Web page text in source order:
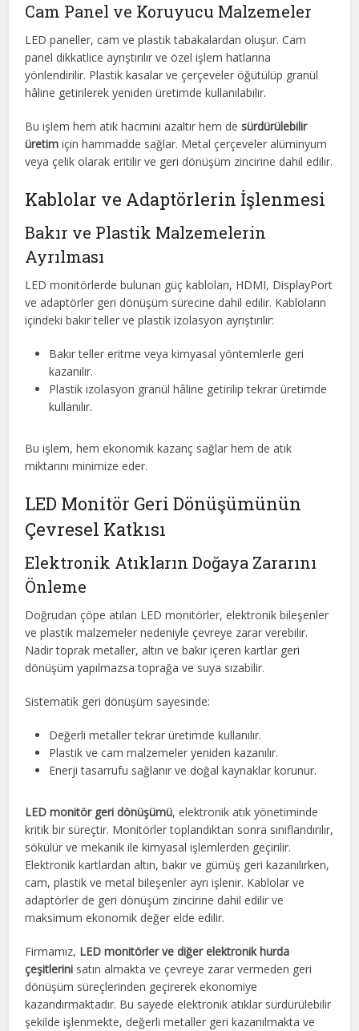
Cam Panel ve Koruyucu Malzemeler
LED paneller, cam ve plastik tabakalardan oluşur. Cam
panel dikkatlice ayrıştırılır ve özel işlem hatlarına
yönlendirilir. Plastik kasalar ve çerçeveler öğütülüp granül
hâline getirilerek yeniden üretimde kullanılabilir.
Bu işlem hem atık hacmini azaltır hem desürdürülebilir
üretim için hammadde sağlar. Metal çerçeveler alüminyum
veya çelik olarak eritilir ve geri dönüşüm zincirine dahil edilir.
Kablolar ve Adaptörlerin İşlenmesi
Bakır ve Plastik Malzemelerin
Ayrılması
LED monitörlerde bulunan güç kabloları, HDMI, DisplayPort
ve adaptörler geri dönüşüm sürecine dahil edilir. Kabloların
içindeki bakır teller ve plastik izolasyon ayrıştırılır:
Bakır teller eritme veya kimyasal yöntemlerle geri
kazanılır.
Plastik izolasyon granül hâline getirilip tekrar üretimde
kullanılır.
Bu işlem, hem ekonomik kazanç sağlar hem de atık
miktarını minimize eder.
LED Monitör Geri Dönüşümünün
Çevresel Katkısı
Elektronik Atıkların Doğaya Zararını
Önleme
Doğrudan çöpe atılan LED monitörler, elektronik bileşenler
ve plastik malzemeler nedeniyle çevreye zarar verebilir.
Nadir toprak metaller, altın ve bakır içeren kartlar geri
dönüşüm yapılmazsa toprağa ve suya sızabilir.
Sistematik geri dönüşüm sayesinde:
Değerli metaller tekrar üretimde kullanılır.
Plastik ve cam malzemeler yeniden kazanılır.
Enerji tasarrufu sağlanır ve doğal kaynaklar korunur.
LED monitör geri dönüşümü, elektronik atık yönetiminde
kritik bir süreçtir. Monitörler toplandıktan sonra sınıflandırılır,
sökülür ve mekanik ile kimyasal işlemlerden geçirilir.
Elektronik kartlardan altın, bakır ve gümüş geri kazanılırken,
cam, plastik ve metal bileşenler ayrı işlenir. Kablolar ve
adaptörler de geri dönüşüm zincirine dahil edilir ve
maksimum ekonomik değer elde edilir.
Firmamız, LED monitörler ve diğer elektronik hurda
çeşitlerini satın almakta ve çevreye zarar vermeden geri
dönüşüm süreçlerinden geçirerek ekonomiye
kazandırmaktadır. Bu sayede elektronik atıklar sürdürülebilir
şekilde işlenmekte, değerli metaller geri kazanılmakta ve